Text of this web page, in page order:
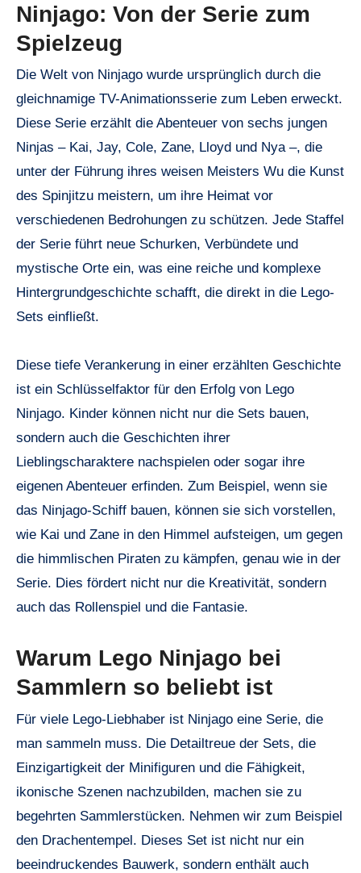
Ninjago: Von der Serie zum
Spielzeug
Die Welt von Ninjago wurde ursprünglich durch die
gleichnamige TV-Animationsserie zum Leben erweckt.
Diese Serie erzählt die Abenteuer von sechs jungen
Ninjas – Kai, Jay, Cole, Zane, Lloyd und Nya –, die
unter der Führung ihres weisen Meisters Wu die Kunst
des Spinjitzu meistern, um ihre Heimat vor
verschiedenen Bedrohungen zu schützen. Jede Staffel
der Serie führt neue Schurken, Verbündete und
mystische Orte ein, was eine reiche und komplexe
Hintergrundgeschichte schafft, die direkt in die Lego-
Sets einfließt.
Diese tiefe Verankerung in einer erzählten Geschichte
ist ein Schlüsselfaktor für den Erfolg von Lego
Ninjago. Kinder können nicht nur die Sets bauen,
sondern auch die Geschichten ihrer
Lieblingscharaktere nachspielen oder sogar ihre
eigenen Abenteuer erfinden. Zum Beispiel, wenn sie
das Ninjago-Schiff bauen, können sie sich vorstellen,
wie Kai und Zane in den Himmel aufsteigen, um gegen
die himmlischen Piraten zu kämpfen, genau wie in der
Serie. Dies fördert nicht nur die Kreativität, sondern
auch das Rollenspiel und die Fantasie.
Warum Lego Ninjago bei
Sammlern so beliebt ist
Für viele Lego-Liebhaber ist Ninjago eine Serie, die
man sammeln muss. Die Detailtreue der Sets, die
Einzigartigkeit der Minifiguren und die Fähigkeit,
ikonische Szenen nachzubilden, machen sie zu
begehrten Sammlerstücken. Nehmen wir zum Beispiel
den Drachentempel. Dieses Set ist nicht nur ein
beeindruckendes Bauwerk, sondern enthält auch